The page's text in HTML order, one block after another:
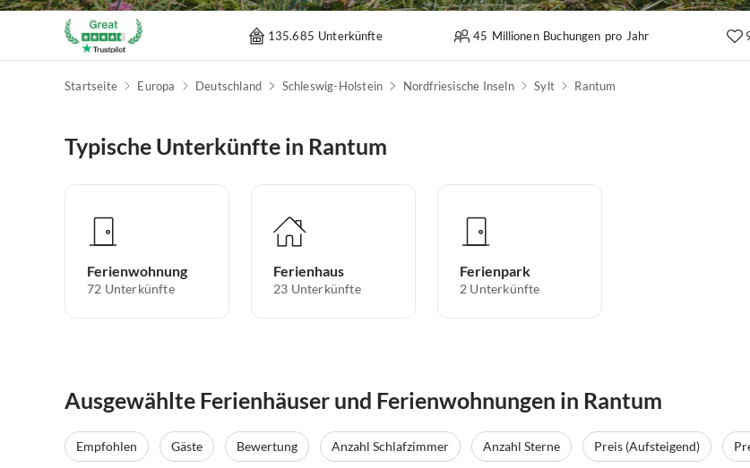
135.685 Unterkünfte 45 Millionen Buchungen pro Jahr
Startseite Europa Deutschland Schleswig-Holstein Nordfriesische Inseln Sylt Rantum
Typische Unterkünfte in Rantum
Ferienwohnung
72 Unterkünfte
Ferienhaus
23 Unterkünfte
Ferienpark
2 Unterkünfte
Ausgewählte Ferienhäuser und Ferienwohnungen in Rantum
Empfohlen Gäste Bewertung Anzahl Schlafzimmer Anzahl Sterne Preis (Aufsteigend)